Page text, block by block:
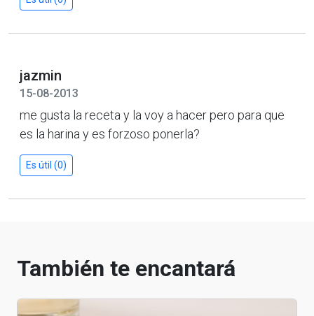
jazmin
15-08-2013
me gusta la receta y la voy a hacer pero para que
es la harina y es forzoso ponerla?
Es útil (0)
También te encantará